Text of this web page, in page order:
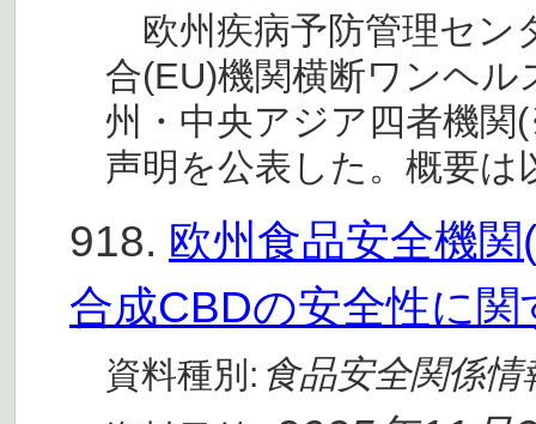
欧州疾病予防管理セン
合(EU)機関横断ワンヘ
州・中央アジア四者機
声明を公表した。概要は
918. 欧州食品安全機
合成CBDの安全性に
資料種別: 食品安全関係情